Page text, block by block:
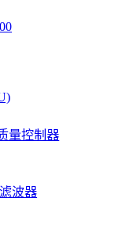
量控制器
波器